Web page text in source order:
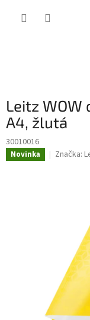
Leitz WOW
A4, žlutá
30010016
Novinka Značka: